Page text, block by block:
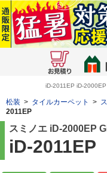
iD-2011EP iD-
松装 > タイルカーペット >
2011EP
スミノエ iD-2000EP
iD-2011EP